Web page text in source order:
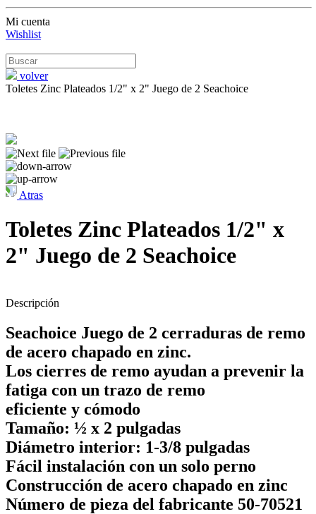
Mi cuenta
Wishlist
volver
Toletes Zinc Plateados 1/2" x 2" Juego de 2 Seachoice
Atras
Toletes Zinc Plateados 1/2" x
2" Juego de 2 Seachoice
Descripción
Seachoice Juego de 2 cerraduras de remo
de acero chapado en zinc.
Los cierres de remo ayudan a prevenir la
fatiga con un trazo de remo
eficiente y cómodo
Tamaño: ½ x 2 pulgadas
Diámetro interior: 1-3/8 pulgadas
Fácil instalación con un solo perno
Construcción de acero chapado en zinc
Número de pieza del fabricante 50-70521